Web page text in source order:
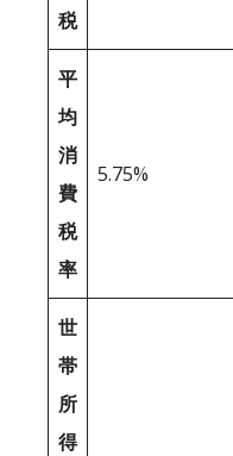
税
平
均
消
費
税
率
5.75%
世
帯
所
得